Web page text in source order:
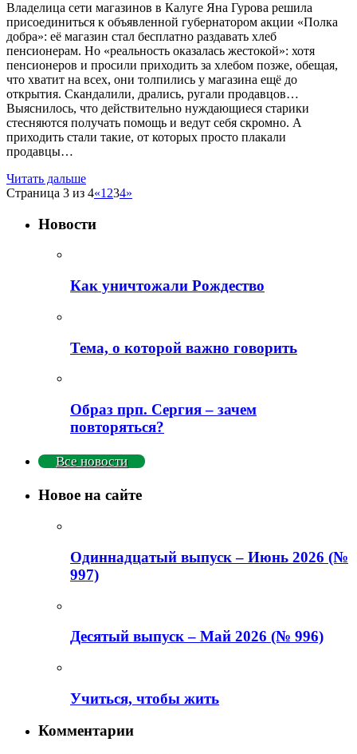
Владелица сети магазинов в Калуге Яна Гурова решила
присоединиться к объявленной губернатором акции «Полка
добра»: её магазин стал бесплатно раздавать хлеб
пенсионерам. Но «реальность оказалась жестокой»: хотя
пенсионеров и просили приходить за хлебом позже, обещая,
что хватит на всех, они толпились у магазина ещё до
открытия. Скандалили, дрались, ругали продавцов…
Выяснилось, что действительно нуждающиеся старики
стесняются получать помощь и ведут себя скромно. А
приходить стали такие, от которых просто плакали
продавцы…
Читать дальше
Страница 3 из 4«1 234»
Новости
Как уничтожали Рождество
Тема, о которой важно говорить
Образ прп. Сергия – зачем
повторяться?
Все новости
Новое на сайте
Одиннадцатый выпуск – Июнь 2026 (№
997)
Деcятый выпуск – Май 2026 (№ 996)
Учиться, чтобы жить
Комментарии